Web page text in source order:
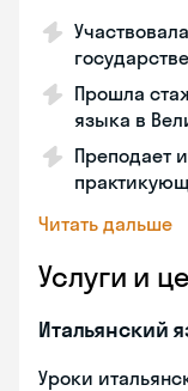
Прошла
языка в
Преподает
Читать дальше
Услуги и
Итальянский
Уроки